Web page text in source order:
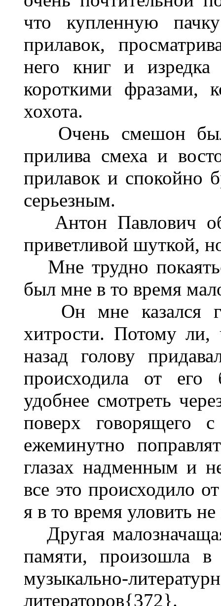
что купленную
прилавок,
него книг и
короткими фразами,
хохота.
Очень смешон был
прилива смеха и
прилавок и спокойно
серьезным.
Антон Павлович
приветливой шуткой,
Мне трудно
был мне в то время
Он мне казался
хитрости. Потому ли,
назад голову
происходила от его
удобнее смотреть
поверх говорящего
ежеминутно
глазах надменным и
все это происходило
я в то время уловить не
Другая
памяти, произошла
музыкально-
литераторов{372}.